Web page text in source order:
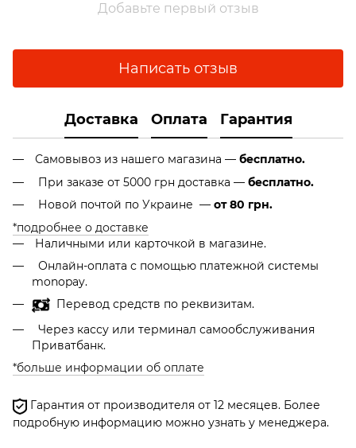
Добавьте первый отзыв
Написать отзыв
Доставка Оплата Гарантия
Самовывоз из нашего магазина — бесплатно.
При заказе от 5000 грн доставка — бесплатно.
Новой почтой по Украине — от 80 грн.
*подробнее о доставке
Наличными или карточкой в магазине.
Онлайн-оплата с помощью платежной системы
monopay.
Перевод средств по реквизитам.
Через кассу или терминал самообслуживания
Приватбанк.
*больше информации об оплате
Гарантия от производителя от 12 месяцев. Более
подробную информацию можно узнать у менеджера.